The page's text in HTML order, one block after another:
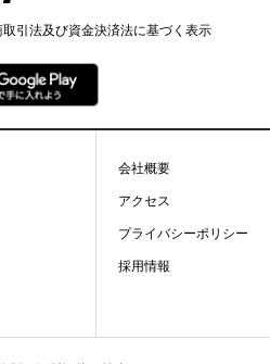
取引法及び資金決済法に基づく表示
会社概要
アクセス
プライバシーポリシー
採用情報